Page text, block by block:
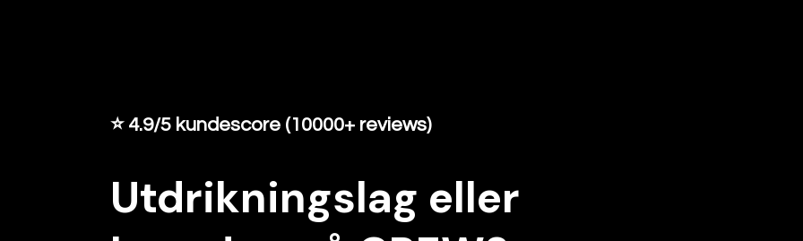
⭐️ 4.9/5 kundescore (10000+ reviews)
Utdrikningslag eller